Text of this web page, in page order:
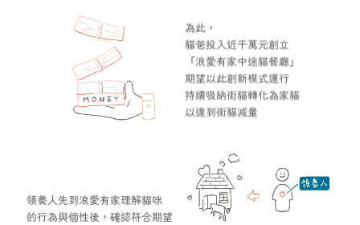
為此，
貓爸投入近千萬元創立
「浪愛有家中途貓餐廳」
期望以此創新模式運行
持續吸納街貓轉化為家貓
以達到街貓減量
領養人先到浪愛有家理解貓咪
的行為與個性後，確認符合期望